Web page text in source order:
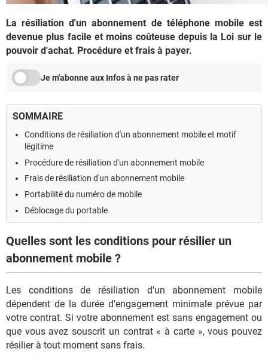
La résiliation d'un abonnement de téléphone mobile est
devenue plus facile et moins coûteuse depuis la Loi sur le
pouvoir d'achat. Procédure et frais à payer.
Je m'abonne aux Infos à ne pas rater
SOMMAIRE
Conditions de résiliation d'un abonnement mobile et motif
légitime
Procédure de résiliation d'un abonnement mobile
Frais de résiliation d'un abonnement mobile
Portabilité du numéro de mobile
Déblocage du portable
Quelles sont les conditions pour résilier un
abonnement mobile ?
Les conditions de résiliation d'un abonnement mobile
dépendent de la durée d'engagement minimale prévue par
votre contrat. Si votre abonnement est sans engagement ou
que vous avez souscrit un contrat « à carte », vous pouvez
résilier à tout moment sans frais.